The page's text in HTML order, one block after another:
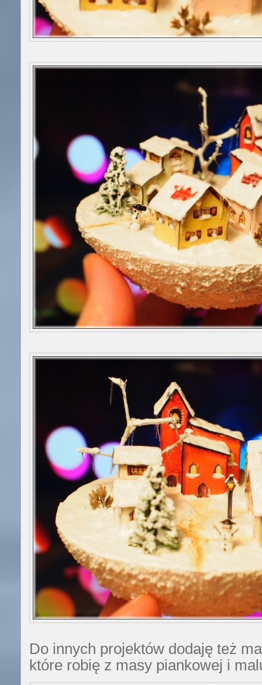
Do innych projektów dodaję też
które robię z masy piankowej i